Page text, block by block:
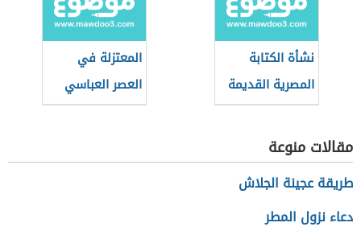
نشأة الكتابة
المصرية القديمة
المعتزلة في
العصر العباسي
الثاني
مقالات منوعة
طريقة عجينة الجلاش
دعاء نزول المطر